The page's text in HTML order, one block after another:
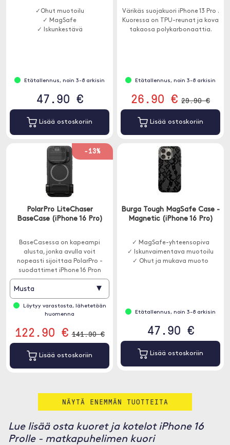
✓Ohut muotoilu
✓ MagSafe
✓ Iskunkestävä
Etätallennus, noin 3-8 arkisin
47.90 €
Lisää ostoskoriin
Värikäs suojakuori iPhone 13 Pro .
Kuoressa on TPU-reunat ja kova
takaosa polykarbonaattia.
Etätallennus, noin 3-8 arkisin
26.90 € 29.90 €
Lisää ostoskoriin
-13%
PolarPro LiteChaser
BaseCase (iPhone 16 Pro)
BaseCasessa on kapeampi
alusta, jonka avulla voit
nopeasti sijoittaa PolarPro -
suodattimet iPhone 16 Pron
eteen.
Musta ▾
Löytyy varastosta, lähetetään
huomenna
122.90 € 141.90 €
Lisää ostoskoriin
Burga Tough MagSafe Case -
Magnetic (iPhone 16 Pro)
✓ MagSafe-yhteensopiva
✓ Iskunvaimentava muotoilu
✓ Ohut ja mukava muoto
Etätallennus, noin 3-8 arkisin
47.90 €
Lisää ostoskoriin
NÄYTÄ ENEMMÄN TUOTTEITA
Lue lisää osta kuoret ja kotelot iPhone 16
Prolle - matkapuhelimen kuori